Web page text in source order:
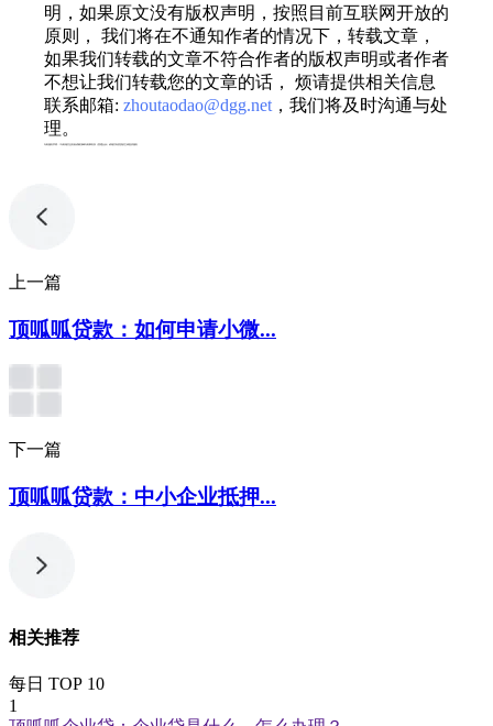
明，如果原文没有版权声明，按照目前互联网开放的
原则， 我们将在不通知作者的情况下，转载文章，
如果我们转载的文章不符合作者的版权声明或者作者
不想让我们转载您的文章的话， 烦请提供相关信息
联系邮箱: zhoutaodao@dgg.net ，我们将及时沟通与处
理。
上一篇
顶呱呱贷款：如何申请小微...
下一篇
顶呱呱贷款：中小企业抵押...
相关推荐
每日 TOP 10
1